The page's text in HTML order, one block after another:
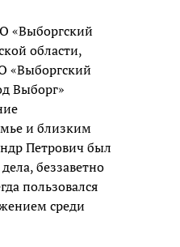
«Выборгский
области,
«Выборгский
Выборг»
и близким
Петрович был
беззаветно
пользовался
среди